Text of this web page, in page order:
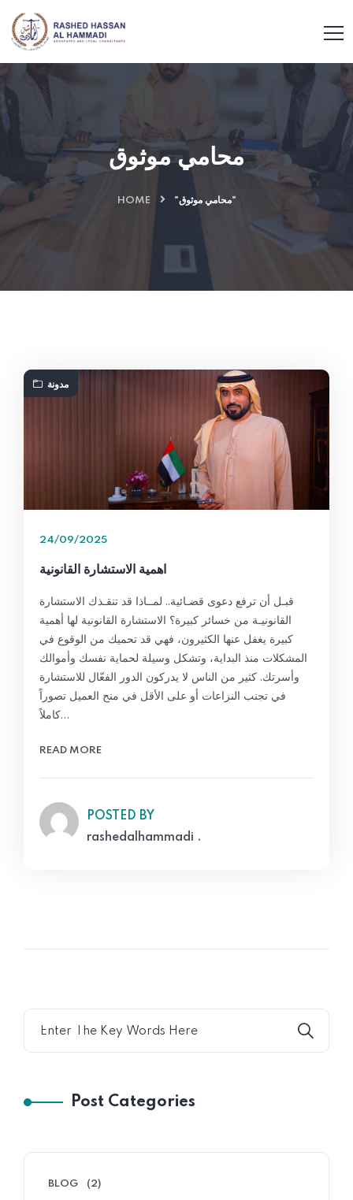
محامي موثوق
HOME "محامي موثوق"
مدونة
24/09/2025
اهمية الاستشارة القانونية
قبـل أن ترفع دعوى قضـائية.. لمــاذا قد تنقـذك الاستشارة
القانونيـة من خسائر كبيرة؟ الاستشارة القانونية لها أهمية
كبيرة يغفل عنها الكثيرون، فهي قد تحميك من الوقوع في
المشكلات منذ البداية، وتشكل وسيلة لحماية نفسك وأموالك
وأسرتك. كثير من الناس لا يدركون الدور الفعّال للاستشارة
في تجنب النزاعات أو على الأقل في منح العميل تصوراً
كاملاً…
READ MORE
POSTED BY
rashedalhammadi .
Post Categories
BLOG (2)